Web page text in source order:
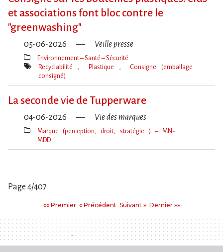
et associations font bloc contre le
"greenwashing"
05-06-2026 Veille presse
Thèmes(s)
Environnement – Santé – Sécurité
Mot(s)-
Recyclabilité Plastique
Consigne (emballage
consigné)
La seconde vie de Tupperware
04-06-2026 Vie des marques
Thèmes(s)
Marque (perception, droit, stratégie…) – MN-
MDD…
Page 4/407
«« PremierPremier
« PrécédentPrécédent
Suivant
Suivant » Dernier
Dernier »»